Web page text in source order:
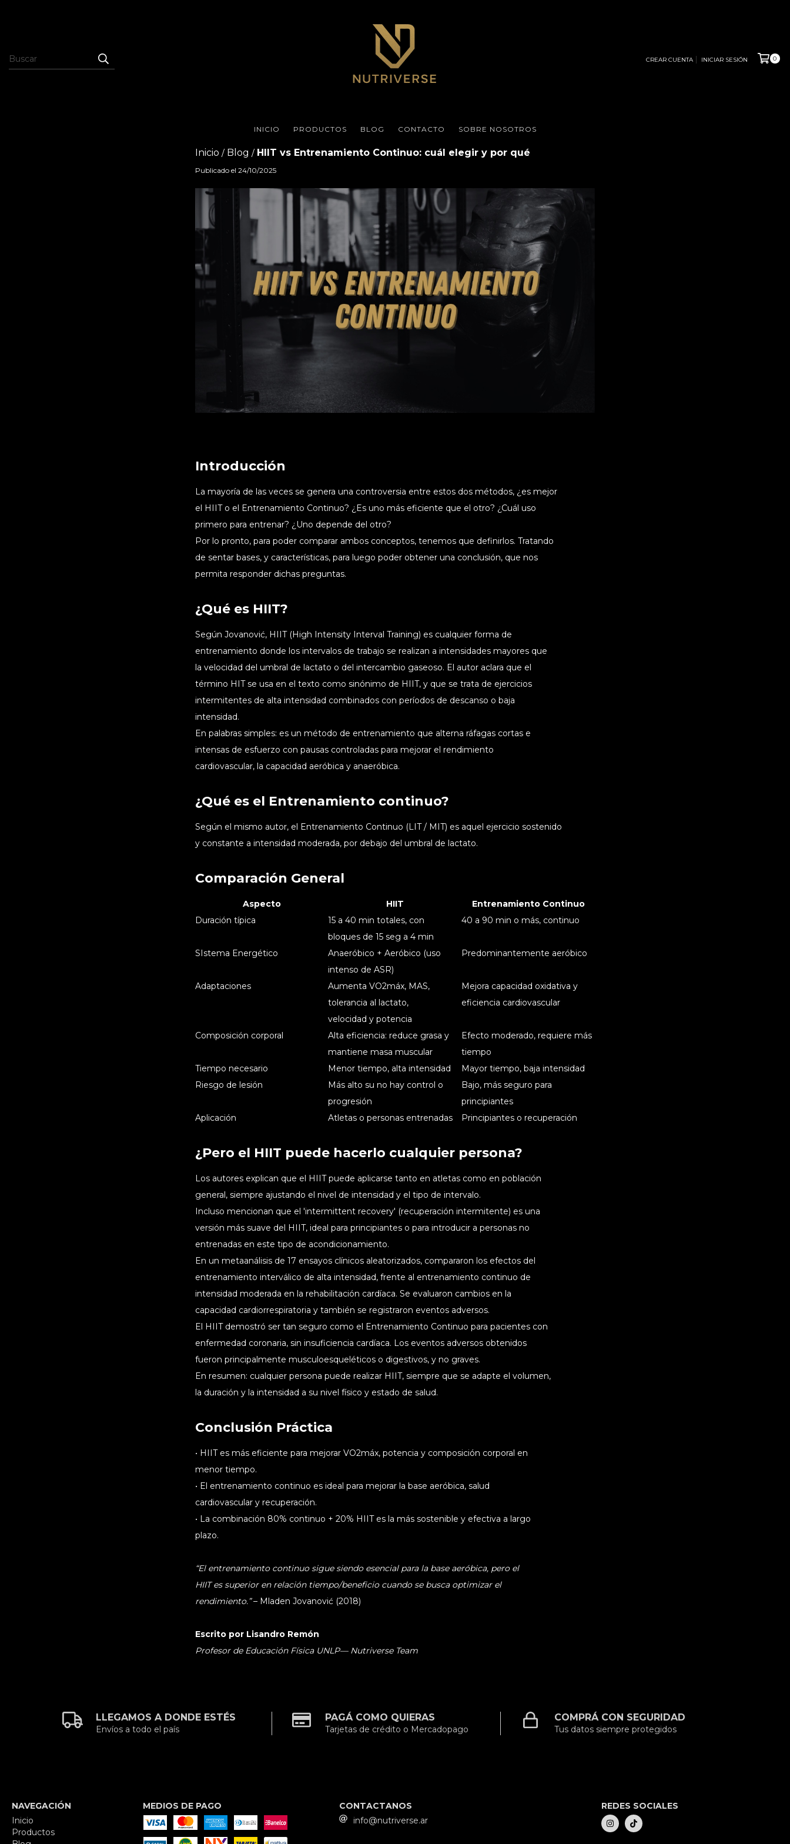
CREAR CUENTA INICIAR SESIÓN 0
INICIO PRODUCTOS BLOG CONTACTO SOBRE NOSOTROS
Inicio / Blog / HIIT vs Entrenamiento Continuo: cuál elegir y por qué
Publicado el 24/10/2025
Introducción
La mayoría de las veces se genera una controversia entre estos dos métodos, ¿es mejor
el HIIT o el Entrenamiento Continuo? ¿Es uno más eficiente que el otro? ¿Cuál uso
primero para entrenar? ¿Uno depende del otro?
Por lo pronto, para poder comparar ambos conceptos, tenemos que definirlos. Tratando
de sentar bases, y características, para luego poder obtener una conclusión, que nos
permita responder dichas preguntas.
¿Qué es HIIT?
Según Jovanović, HIIT (High Intensity Interval Training) es cualquier forma de
entrenamiento donde los intervalos de trabajo se realizan a intensidades mayores que
la velocidad del umbral de lactato o del intercambio gaseoso. El autor aclara que el
término HIT se usa en el texto como sinónimo de HIIT, y que se trata de ejercicios
intermitentes de alta intensidad combinados con períodos de descanso o baja
intensidad.
En palabras simples: es un método de entrenamiento que alterna ráfagas cortas e
intensas de esfuerzo con pausas controladas para mejorar el rendimiento
cardiovascular, la capacidad aeróbica y anaeróbica.
¿Qué es el Entrenamiento continuo?
Según el mismo autor, el Entrenamiento Continuo (LIT / MIT) es aquel ejercicio sostenido
y constante a intensidad moderada, por debajo del umbral de lactato.
Comparación General
Aspecto HIIT
Entrenamiento Continuo
Duración típica
15 a 40 min totales, con
bloques de 15 seg a 4 min
40 a 90 min o más, continuo
SIstema Energético
Anaeróbico + Aeróbico (uso
intenso de ASR)
Predominantemente aeróbico
Adaptaciones
Aumenta VO2máx, MAS,
tolerancia al lactato,
velocidad y potencia
Mejora capacidad oxidativa y
eficiencia cardiovascular
Composición corporal
Alta eficiencia: reduce grasa y
mantiene masa muscular
Efecto moderado, requiere más
tiempo
Tiempo necesario
Menor tiempo, alta intensidad
Mayor tiempo, baja intensidad
Riesgo de lesión
Más alto su no hay control o
progresión
Bajo, más seguro para
principiantes
Aplicación
Atletas o personas entrenadas Principiantes o recuperación
¿Pero el HIIT puede hacerlo cualquier persona?
Los autores explican que el HIIT puede aplicarse tanto en atletas como en población
general, siempre ajustando el nivel de intensidad y el tipo de intervalo.
Incluso mencionan que el 'intermittent recovery' (recuperación intermitente) es una
versión más suave del HIIT, ideal para principiantes o para introducir a personas no
entrenadas en este tipo de acondicionamiento.
En un metaanálisis de 17 ensayos clínicos aleatorizados, compararon los efectos del
entrenamiento interválico de alta intensidad, frente al entrenamiento continuo de
intensidad moderada en la rehabilitación cardíaca. Se evaluaron cambios en la
capacidad cardiorrespiratoria y también se registraron eventos adversos.
El HIIT demostró ser tan seguro como el Entrenamiento Continuo para pacientes con
enfermedad coronaria, sin insuficiencia cardíaca. Los eventos adversos obtenidos
fueron principalmente musculoesqueléticos o digestivos, y no graves.
En resumen: cualquier persona puede realizar HIIT, siempre que se adapte el volumen,
la duración y la intensidad a su nivel físico y estado de salud.
Conclusión Práctica
• HIIT es más eficiente para mejorar VO2máx, potencia y composición corporal en
menor tiempo.
• El entrenamiento continuo es ideal para mejorar la base aeróbica, salud
cardiovascular y recuperación.
• La combinación 80% continuo + 20% HIIT es la más sostenible y efectiva a largo
plazo.
“El entrenamiento continuo sigue siendo esencial para la base aeróbica, pero el
HIIT es superior en relación tiempo/beneficio cuando se busca optimizar el
rendimiento.”– Mladen Jovanović (2018)
Escrito por Lisandro Remón
Profesor de Educación Física UNLP— Nutriverse Team
LLEGAMOS A DONDE ESTÉS
Envíos a todo el país
PAGÁ COMO QUIERAS
Tarjetas de crédito o Mercadopago
COMPRÁ CON SEGURIDAD
Tus datos siempre protegidos
NAVEGACIÓN
Inicio
Productos
MEDIOS DE PAGO
CONTACTANOS
info@nutriverse.ar
REDES SOCIALES